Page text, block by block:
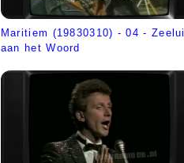
Maritiem (19830310) - 04 - Zeelui
aan het Woord